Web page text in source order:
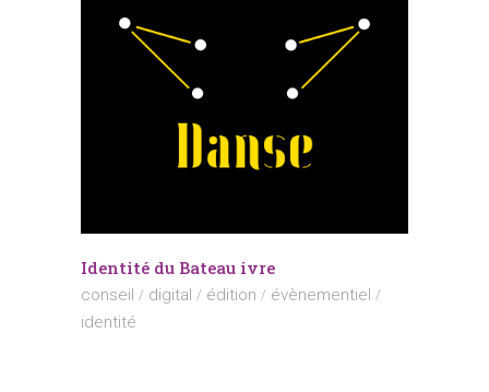
Identité du Bateau ivre
conseil digital édition
évènementiel
identité